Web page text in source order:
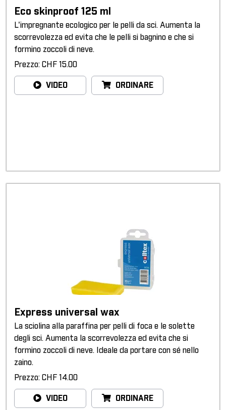
Eco skinproof 125 ml
L'impregnante ecologico per le pelli da sci. Aumenta la
scorrevolezza ed evita che le pelli si bagnino e che si
formino zoccoli di neve.
Prezzo: CHF 15.00
VIDEO ORDINARE
Express universal wax
La sciolina alla paraffina per pelli di foca e le solette
degli sci. Aumenta la scorrevolezza ed evita che si
formino zoccoli di neve. Ideale da portare con sé nello
zaino.
Prezzo: CHF 14.00
VIDEO ORDINARE